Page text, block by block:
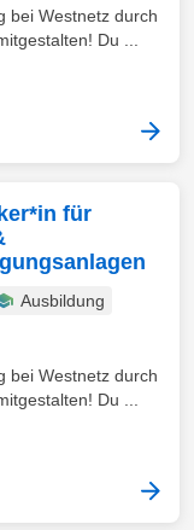
bei Westnetz durch
Du ...
für
Ausbildung
bei Westnetz durch
Du ...